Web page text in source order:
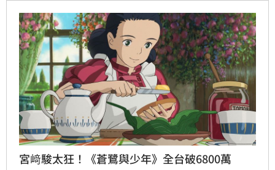
PO出獲得的特典戰利品，宣布已6刷完食。
宮﨑駿太狂！《蒼鷺與少年》全台破6800萬